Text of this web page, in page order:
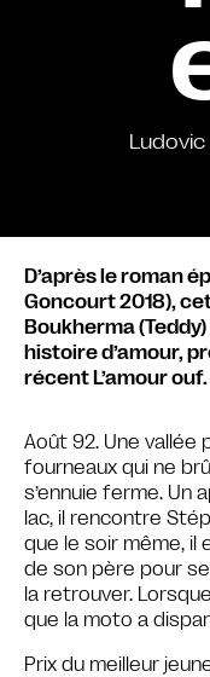
D’après le roman
Goncourt 2018),
Boukherma
histoire d’amour,
récent L’amour
Août 92. Une vallée
fourneaux qui ne
s’ennuie ferme. Un
lac, il rencontre
que le soir même,
de son père pour
la retrouver.
que la moto a
Prix du meilleur